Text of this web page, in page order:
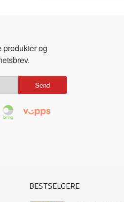
produkter og
BESTSELGERE